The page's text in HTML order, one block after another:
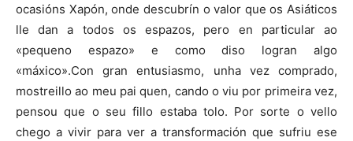
ocasións Xapón, onde descubrín o valor que os Asiáticos
lle dan a todos os espazos, pero en particular ao
«pequeno espazo» e como diso logran algo
«máxico».Con gran entusiasmo, unha vez comprado,
mostreillo ao meu pai quen, cando o viu por primeira vez,
pensou que o seu fillo estaba tolo. Por sorte o vello
chego a vivir para ver a transformación que sufriu ese